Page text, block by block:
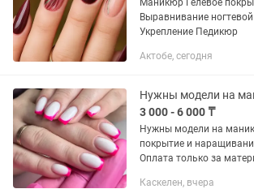
Маникюр Гелевое
Выравнивание
Укрепление Педикюр
Актобе, сегодня
Нужны модели на
3 000 - 6 000 ₸
Нужны модели на
покрытие и
Оплата только за
Каскелен, вчера